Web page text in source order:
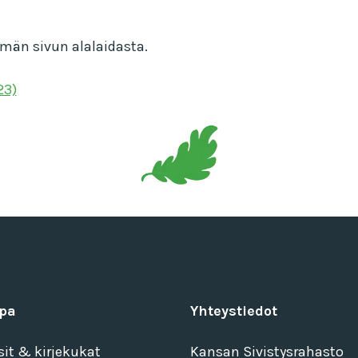
sivun alalaidasta.
& kirjekukat
Yhteystiedot
Kansan Sivistysrahasto